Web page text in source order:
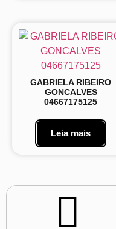
GABRIELA RIBEIRO
GONCALVES
04667175125
Leia mais